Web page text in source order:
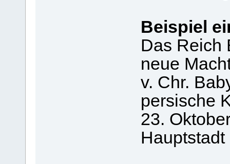
Beispiel
Das Reich
neue
v. Chr.
persische
23.